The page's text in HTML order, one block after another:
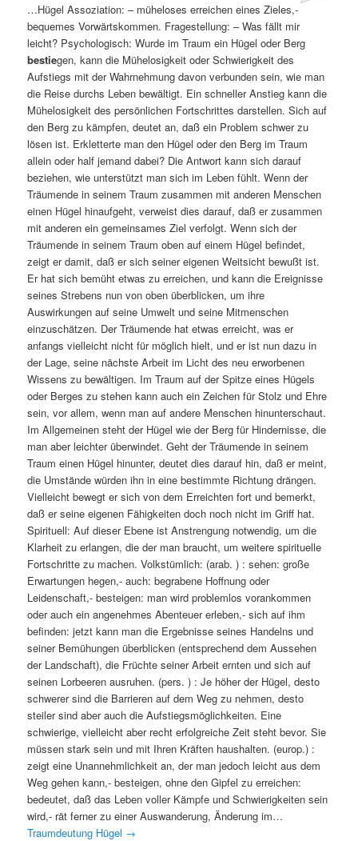
…Hügel Assoziation: – müheloses erreichen eines Zieles,-
bequemes Vorwärtskommen. Fragestellung: – Was fällt mir
leicht? Psychologisch: Wurde im Traum ein Hügel oder Berg
bestiegen, kann die Mühelosigkeit oder Schwierigkeit des
Aufstiegs mit der Wahrnehmung davon verbunden sein, wie man
die Reise durchs Leben bewältigt. Ein schneller Anstieg kann die
Mühelosigkeit des persönlichen Fortschrittes darstellen. Sich auf
den Berg zu kämpfen, deutet an, daß ein Problem schwer zu
lösen ist. Erkletterte man den Hügel oder den Berg im Traum
allein oder half jemand dabei? Die Antwort kann sich darauf
beziehen, wie unterstützt man sich im Leben fühlt. Wenn der
Träumende in seinem Traum zusammen mit anderen Menschen
einen Hügel hinaufgeht, verweist dies darauf, daß er zusammen
mit anderen ein gemeinsames Ziel verfolgt. Wenn sich der
Träumende in seinem Traum oben auf einem Hügel befindet,
zeigt er damit, daß er sich seiner eigenen Weitsicht bewußt ist.
Er hat sich bemüht etwas zu erreichen, und kann die Ereignisse
seines Strebens nun von oben überblicken, um ihre
Auswirkungen auf seine Umwelt und seine Mitmenschen
einzuschätzen. Der Träumende hat etwas erreicht, was er
anfangs vielleicht nicht für möglich hielt, und er ist nun dazu in
der Lage, seine nächste Arbeit im Licht des neu erworbenen
Wissens zu bewältigen. Im Traum auf der Spitze eines Hügels
oder Berges zu stehen kann auch ein Zeichen für Stolz und Ehre
sein, vor allem, wenn man auf andere Menschen hinunterschaut.
Im Allgemeinen steht der Hügel wie der Berg für Hindernisse, die
man aber leichter überwindet. Geht der Träumende in seinem
Traum einen Hügel hinunter, deutet dies darauf hin, daß er meint,
die Umstände würden ihn in eine bestimmte Richtung drängen.
Vielleicht bewegt er sich von dem Erreichten fort und bemerkt,
daß er seine eigenen Fähigkeiten doch noch nicht im Griff hat.
Spirituell: Auf dieser Ebene ist Anstrengung notwendig, um die
Klarheit zu erlangen, die der man braucht, um weitere spirituelle
Fortschritte zu machen. Volkstümlich: (arab. ) : sehen: große
Erwartungen hegen,- auch: begrabene Hoffnung oder
Leidenschaft,- besteigen: man wird problemlos vorankommen
oder auch ein angenehmes Abenteuer erleben,- sich auf ihm
befinden: jetzt kann man die Ergebnisse seines Handelns und
seiner Bemühungen überblicken (entsprechend dem Aussehen
der Landschaft), die Früchte seiner Arbeit ernten und sich auf
seinen Lorbeeren ausruhen. (pers. ) : Je höher der Hügel, desto
schwerer sind die Barrieren auf dem Weg zu nehmen, desto
steiler sind aber auch die Aufstiegsmöglichkeiten. Eine
schwierige, vielleicht aber recht erfolgreiche Zeit steht bevor. Sie
müssen stark sein und mit Ihren Kräften haushalten. (europ.) :
zeigt eine Unannehmlichkeit an, der man jedoch leicht aus dem
Weg gehen kann,- besteigen, ohne den Gipfel zu erreichen:
bedeutet, daß das Leben voller Kämpfe und Schwierigkeiten sein
wird,- rät ferner zu einer Auswanderung, Änderung im…
Traumdeutung Hügel →